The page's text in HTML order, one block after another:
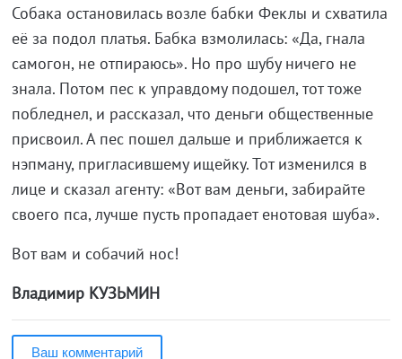
Собака остановилась возле бабки Феклы и схватила
её за подол платья. Бабка взмолилась: «Да, гнала
самогон, не отпираюсь». Но про шубу ничего не
знала. Потом пес к управдому подошел, тот тоже
побледнел, и рассказал, что деньги общественные
присвоил. А пес пошел дальше и приближается к
нэпману, пригласившему ищейку. Тот изменился в
лице и сказал агенту: «Вот вам деньги, забирайте
своего пса, лучше пусть пропадает енотовая шуба».
Вот вам и собачий нос!
Владимир КУЗЬМИН
Ваш комментарий